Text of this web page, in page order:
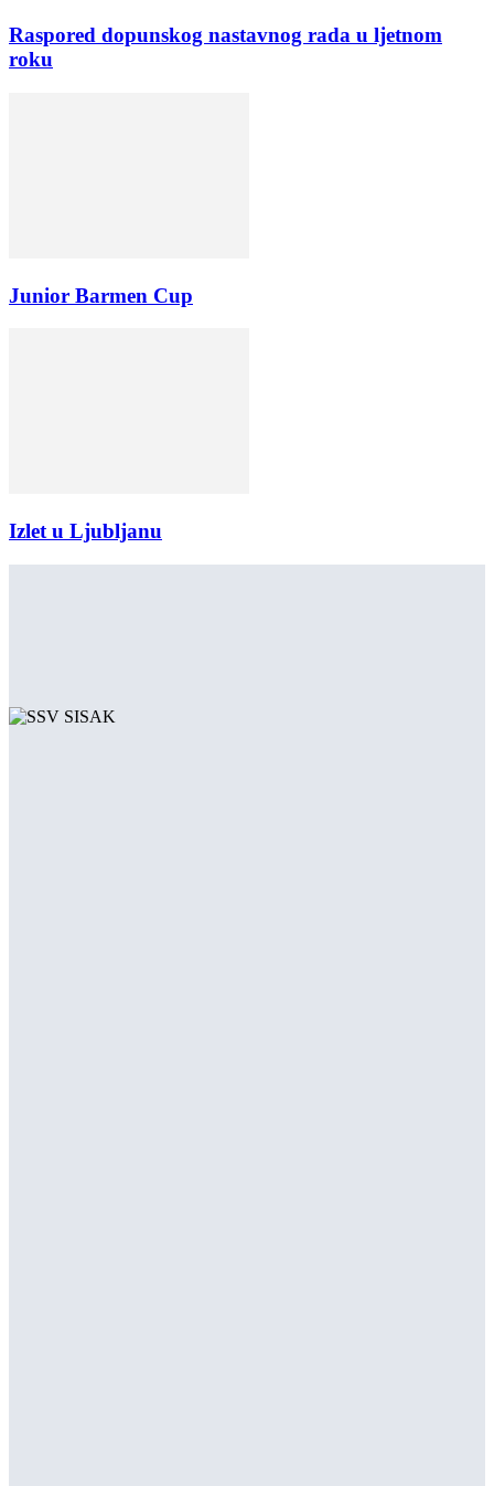
Raspored dopunskog nastavnog rada u ljetnom
roku
Junior Barmen Cup
Izlet u Ljubljanu